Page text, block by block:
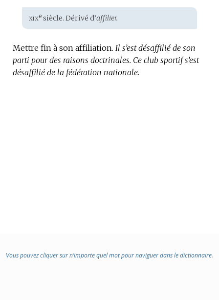
:
Étymologie
:
xixesiècle. Dérivé d’affilier.
Mettre fin à son affiliation. Il s’est désaffilié de son
parti pour des raisons doctrinales. Ce club sportif s’est
désaffilié de la fédération nationale.
Vous pouvez cliquer sur n’importe quel mot pour naviguer dans le dictionnaire.